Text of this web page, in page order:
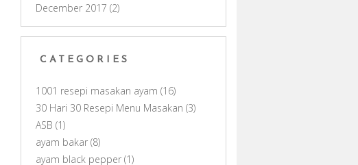
December 2017 (2)
CATEGORIES
1001 resepi masakan ayam (16)
30 Hari 30 Resepi Menu Masakan (3)
ASB (1)
ayam bakar (8)
ayam black pepper (1)